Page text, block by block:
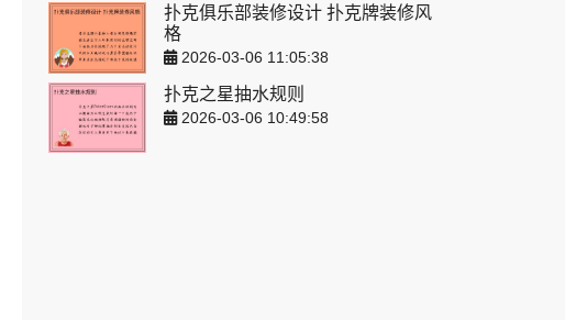
扑克俱乐部装修设计 扑克牌装修风
格
2026-03-06 11:05:38
扑克之星抽水规则
2026-03-06 10:49:58